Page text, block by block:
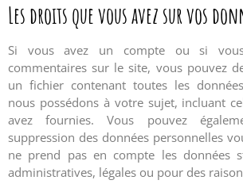
Les droits que vous avez sur vos
Si vous avez un compte ou si
commentaires sur le site, vous pouvez
un fichier contenant toutes les
nous possédons à votre sujet, incluant
avez fournies. Vous pouvez
suppression des données personnelles
ne prend pas en compte les données
administratives, légales ou pour des